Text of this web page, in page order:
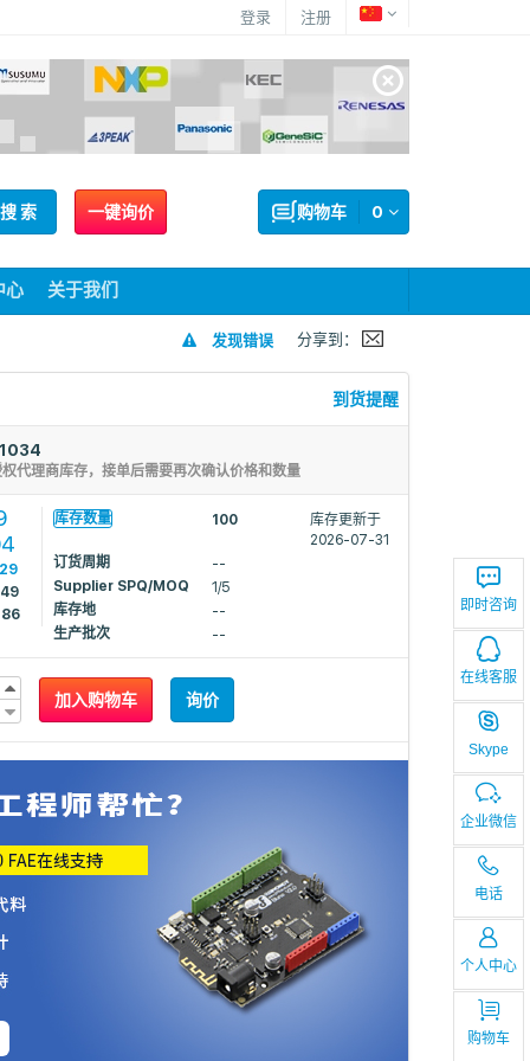
登录 注册
即时咨询
在线客服
Skype
企业微信
电话
个人中心
购物车
一键询价 0
购物车
搜 索
心 关于我们
发现错误 分享到：
到货提醒
代理商库存，接单后需要再次确认价格和数量
库存数量 100
库存更新于
2026-07-31
订货周期
--
Supplier SPQ/MOQ
1/5
库存地
--
生产批次
--
加入购物车 询价